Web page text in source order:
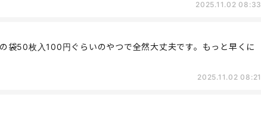
2025.11.02 08:33
袋50枚入100円ぐらいのやつで全然大丈夫です。もっと早くに
2025.11.02 08:21